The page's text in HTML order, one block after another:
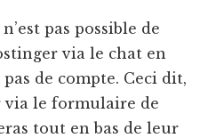
pas possible de
via le chat en
de compte. Ceci dit,
via le formulaire de
tout en bas de leur